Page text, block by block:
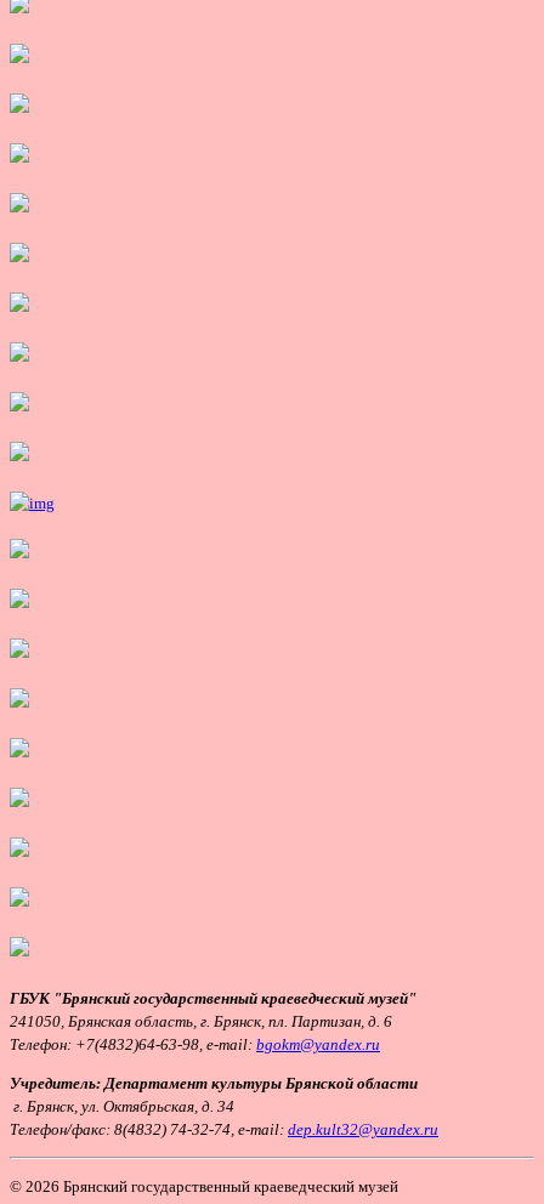
ГБУК "Брянский государственный краеведческий музей"
241050, Брянская область, г. Брянск, пл. Партизан, д. 6
Телефон: +7(4832)64-63-98, e-mail: bgokm@yandex.ru
Учредитель: Департамент культуры Брянской области
г. Брянск, ул. Октябрьская, д. 34
Телефон/факс: 8(4832) 74-32-74, e-mail: dep.kult32@yandex.ru
© 2026 Брянский государственный краеведческий музей